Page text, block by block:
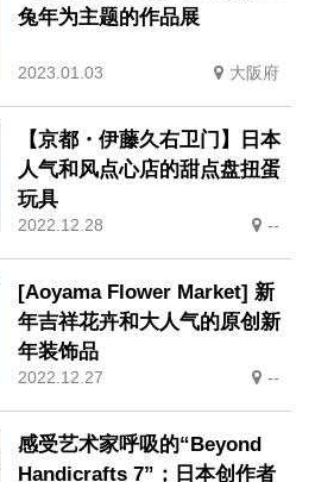
兔年为主题的作品展
2023.01.03 大阪府
【京都・伊藤久右卫门】日本
人气和风点心店的甜点盘扭蛋
玩具
2022.12.28 --
[Aoyama Flower Market] 新
年吉祥花卉和大人气的原创新
年装饰品
2022.12.27 --
感受艺术家呼吸的“Beyond
Handicrafts 7”；日本创作者